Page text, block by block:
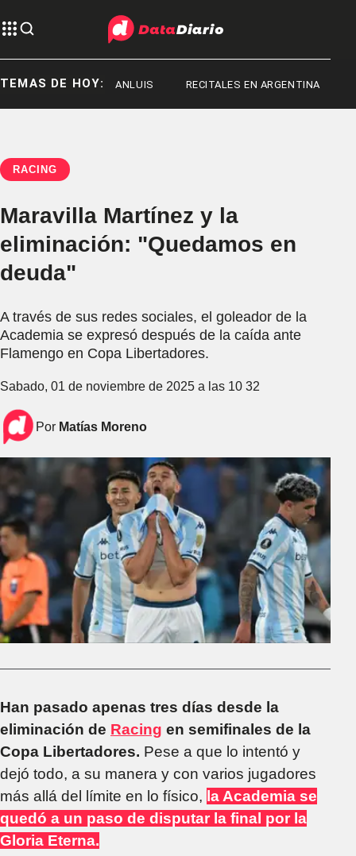
TEMAS DE HOY:
SANLUIS SANLUIS RECITALES EN ARGENTINA
RACING
Maravilla Martínez y la
eliminación: "Quedamos en
deuda"
A través de sus redes sociales, el goleador de la
Academia se expresó después de la caída ante
Flamengo en Copa Libertadores.
Sabado, 01 de noviembre de 2025 a las 10 32
Por Matías Moreno
Han pasado apenas tres días desde la
eliminación de Racing en semifinales de la
Copa Libertadores. Pese a que lo intentó y
dejó todo, a su manera y con varios jugadores
más allá del límite en lo físico, la Academia se
quedó a un paso de disputar la final por la
Gloria Eterna.